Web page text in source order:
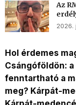
Az
2026.
Hol érdemes
Csángóföldön:
fenntartható a
meg? Kárpát-